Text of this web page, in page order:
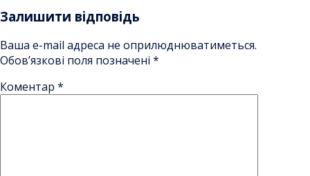
Залишити відповідь
Ваша e-mail адреса не оприлюднюватиметься.
Обов’язкові поля позначені *
Коментар *